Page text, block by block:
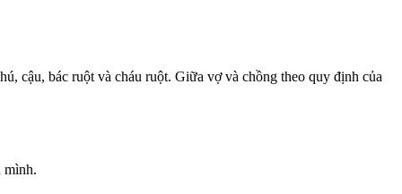
cậu, bác ruột và cháu ruột. Giữa vợ và chồng theo quy định của
mình.